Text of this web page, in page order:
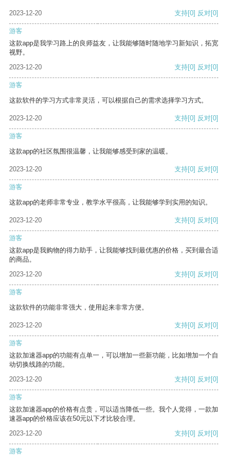
2023-12-20 支持[0] 反对[0]
游客
这款app是我学习路上的良师益友，让我能够随时随地学习新知识，拓宽
视野。
2023-12-20
支持[0] 反对[0]
游客
这款软件的学习方式非常灵活，可以根据自己的需求选择学习方式。
2023-12-20 支持[0] 反对[0]
游客
这款app的社区氛围很温馨，让我能够感受到家的温暖。
2023-12-20 支持[0] 反对[0]
游客
这款app的老师非常专业，教学水平很高，让我能够学到实用的知识。
2023-12-20 支持[0] 反对[0]
游客
这款app是我购物的得力助手，让我能够找到最优惠的价格，买到最合适
的商品。
2023-12-20
支持[0] 反对[0]
游客
这款软件的功能非常强大，使用起来非常方便。
2023-12-20 支持[0] 反对[0]
游客
这款加速器app的功能有点单一，可以增加一些新功能，比如增加一个自
动切换线路的功能。
2023-12-20
支持[0] 反对[0]
游客
这款加速器app的价格有点贵，可以适当降低一些。我个人觉得，一款加
速器app的价格应该在50元以下才比较合理。
2023-12-20
支持[0] 反对[0]
游客